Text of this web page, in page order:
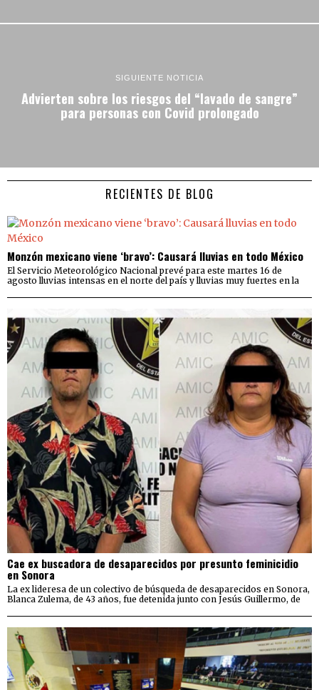
SIGUIENTE NOTICIA
Advierten sobre los riesgos del “lavado de sangre”
para personas con Covid prolongado
RECIENTES DE BLOG
Monzón mexicano viene ‘bravo’: Causará lluvias en todo México
El Servicio Meteorológico Nacional prevé para este martes 16 de
agosto lluvias intensas en el norte del país y lluvias muy fuertes en la
Cae ex buscadora de desaparecidos por presunto feminicidio
en Sonora
La ex lideresa de un colectivo de búsqueda de desaparecidos en Sonora,
Blanca Zulema, de 43 años, fue detenida junto con Jesús Guillermo, de